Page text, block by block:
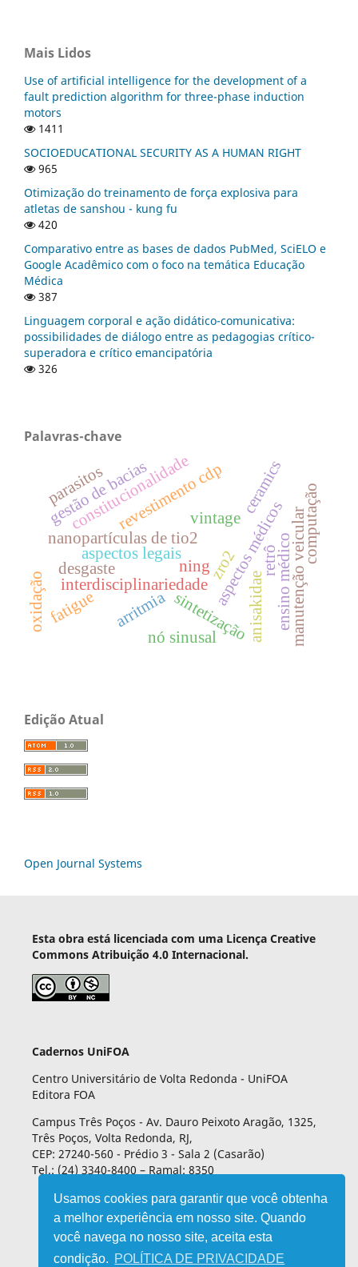
Usamos cookies para garantir que você obtenha
a melhor experiência em nosso site. Quando
você navega no nosso site, aceita esta
condição. POLÍTICA DE PRIVACIDADE
Mais Lidos
Use of artificial intelligence for the development of a
fault prediction algorithm for three-phase induction
motors
1411
SOCIOEDUCATIONAL SECURITY AS A HUMAN RIGHT
965
Otimização do treinamento de força explosiva para
atletas de sanshou - kung fu
420
Comparativo entre as bases de dados PubMed, SciELO e
Google Acadêmico com o foco na temática Educação
Médica
387
Linguagem corporal e ação didático-comunicativa:
possibilidades de diálogo entre as pedagogias crítico-
superadora e crítico emancipatória
326
Palavras-chave
nanopartículas de tio2
ning
constitucionalidade
aspectos legais aspectos médicos
interdisciplinariedade
desgaste
revestimento cdp
vintage
retrô manutenção veicular
arritmia
gestão de bacias
sintetização ensino médico
anisakidae
parasitos computação
ceramics
zro2
fatigue
oxidação
nó sinusal
Edição Atual
Open Journal Systems
Esta obra está licenciada com uma Licença Creative
Commons Atribuição 4.0 Internacional.
Cadernos UniFOA
Centro Universitário de Volta Redonda - UniFOA
Editora FOA
Campus Três Poços - Av. Dauro Peixoto Aragão, 1325,
Três Poços, Volta Redonda, RJ,
CEP: 27240-560 - Prédio 3 - Sala 2 (Casarão)
Tel.: (24) 3340-8400 – Ramal: 8350